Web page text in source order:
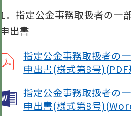
1．指定公金事務取扱者の一
申出書
指定公金事務取扱者の
申出書(様式第8号
指定公金事務取扱者の
申出書(様式第8号